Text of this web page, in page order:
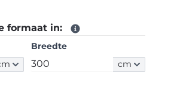
formaat in:
Breedte
cm